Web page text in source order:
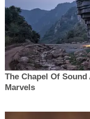
The Chapel Of
Marvels